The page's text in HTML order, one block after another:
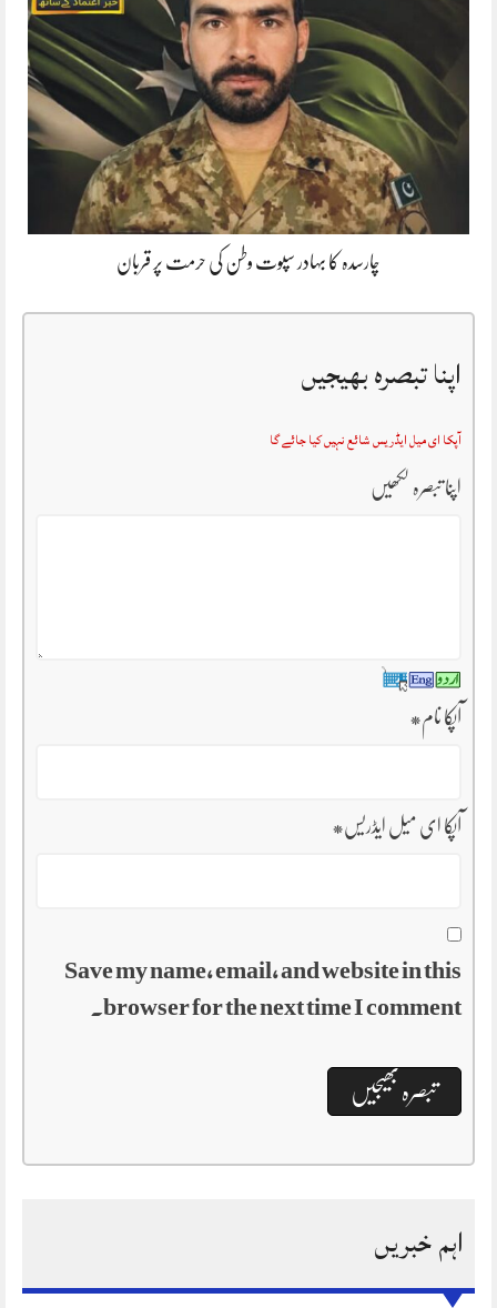
چارسدہ کا بہادر سپوت وطن کی حرمت پر قربان
اپنا تبصرہ بھیجیں
آپکا ای میل ایڈریس شائع نہیں کیا جائے گا
اپنا تبصرہ لکھیں
آپکا نام*
آپکا ای میل ایڈریس*
Save my name, email, and website in this
browser for the next time I comment.
اہم خبریں